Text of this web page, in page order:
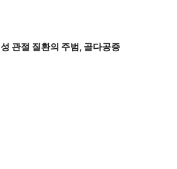
관절 질환의 주범, 골다공증